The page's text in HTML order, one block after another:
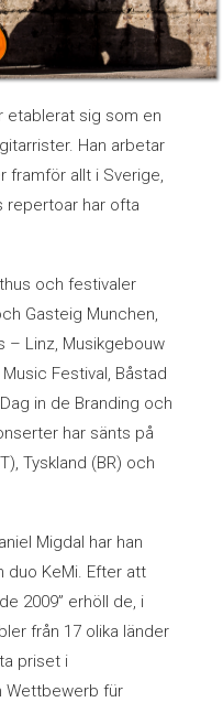
etablerat sig som en
Han arbetar
framför allt i Sverige,
repertoar har ofta
och festivaler
Gasteig Munchen,
– Linz, Musikgebouw
Festival, Båstad
in de Branding och
har sänts på
Tyskland (BR) och
Migdal har han
duo KeMi. Efter att
2009” erhöll de, i
från 17 olika länder
priset i
Wettbewerb für